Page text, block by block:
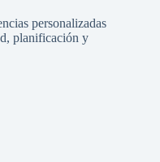
personalizadas
planificación y